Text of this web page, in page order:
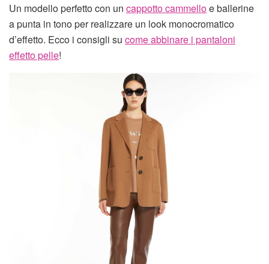
Un modello perfetto con un cappotto cammelloe ballerine
a punta in tono per realizzare un look monocromatico
d’effetto. Ecco i consigli su come abbinare i pantaloni
effetto pelle!